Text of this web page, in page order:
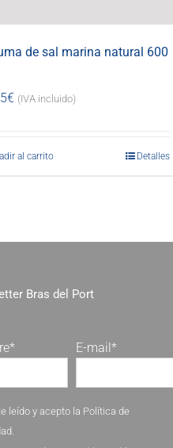
de sal marina natural 600
€ (IVA incluido)
al carrito Detalles
Bras del Port
E-mail*
leído y acepto la Política de
.